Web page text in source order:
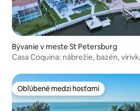
Bývanie v meste St Petersburg
Casa Coquina: nábrežie, bazén,
Obľúbené medzi hosťami
Obľúbené medzi hosťami